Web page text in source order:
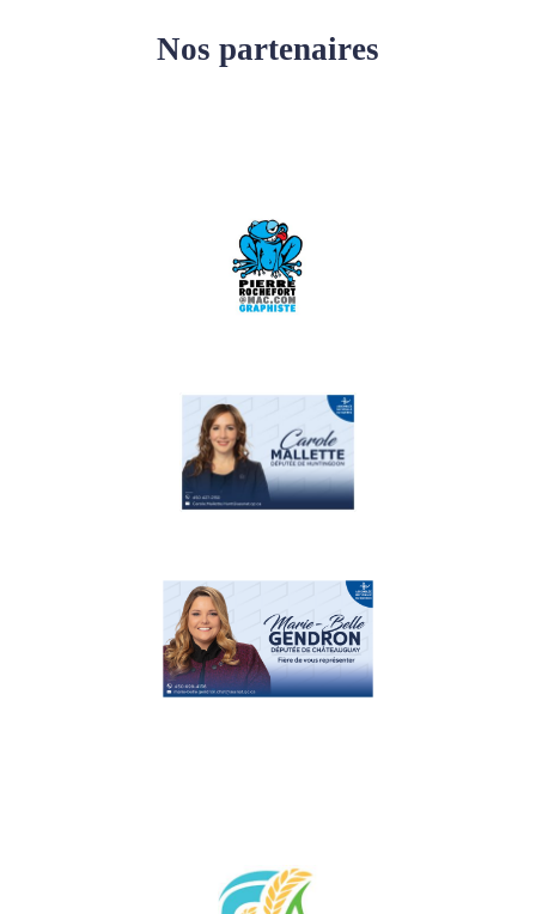
Nos partenaires